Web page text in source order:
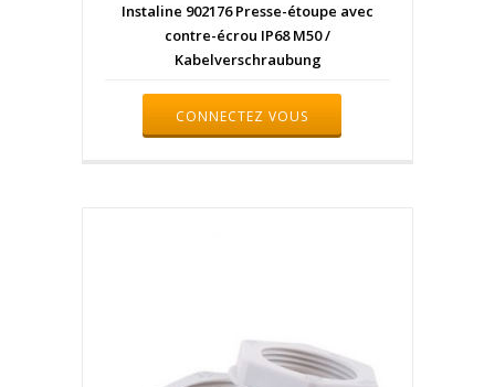
Instaline 902176 Presse-étoupe avec
contre-écrou IP68 M50 /
Kabelverschraubung
CONNECTEZ VOUS